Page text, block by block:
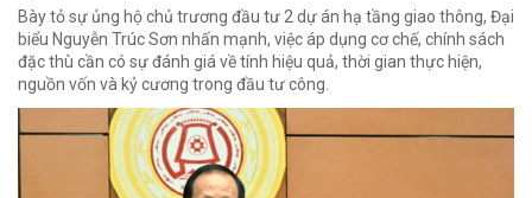
Bày tỏ sự ủng hộ chủ trương đầu tư 2 dự án hạ tầng giao thông, Đại
biểu Nguyễn Trúc Sơn nhấn mạnh, việc áp dụng cơ chế, chính sách
đặc thù cần có sự đánh giá về tính hiệu quả, thời gian thực hiện,
nguồn vốn và kỷ cương trong đầu tư công.